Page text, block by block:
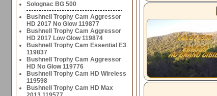
Solognac BG 500
Bushnell Trophy Cam Aggressor
HD 2017 No Glow 119877
Bushnell Trophy Cam Aggressor
HD 2017 Low Glow 119874
Bushnell Trophy Cam Essential E3
119837
Bushnell Trophy Cam Aggressor
HD No Glow 119776
Bushnell Trophy Cam HD Wireless
119598
Bushnell Trophy Cam HD Max